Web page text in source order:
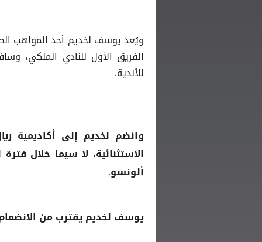
ويُعد يوسف لخديم أحد المواهب
الفريق الأول للنادي الملكي،
للأندية.
وانضم لخديم إلى أكاديمية
ألونسو.
يوسف لخديم يقترب من